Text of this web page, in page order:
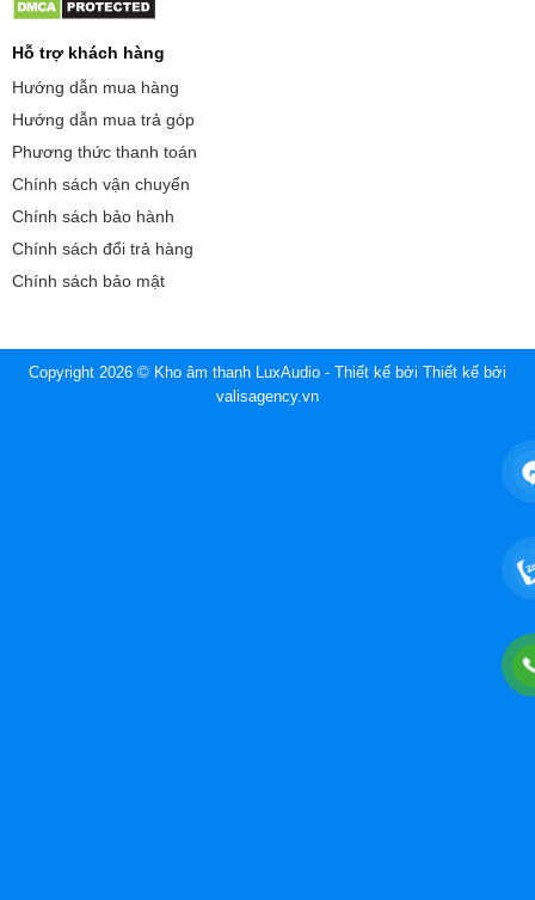
Hỗ trợ khách hàng
Hướng dẫn mua hàng
Hướng dẫn mua trả góp
Phương thức thanh toán
Chính sách vận chuyển
Chính sách bảo hành
Chính sách đổi trả hàng
Chính sách bảo mật
Copyright 2026 © Kho âm thanh LuxAudio - Thiết kế bởi Thiết kế bởi
valisagency.vn